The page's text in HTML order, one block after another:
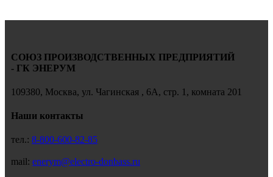
СОЮЗ ПРОИЗВОДСТВЕННЫХ ПРЕДПРИЯТИЙ
- ГК ЭНЕРУМ
109380, Москва, ул. Чагинская , 6А, стр. 1, комната 201
Наши контакты
тел.: 8-800-600-82-85
mail: enerym@electro-donbass.ru